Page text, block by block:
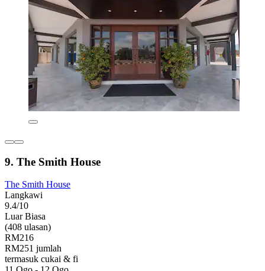
9. The Smith House
The Smith House
Langkawi
9.4/10
Luar Biasa
(408 ulasan)
RM216
RM251 jumlah
termasuk cukai & fi